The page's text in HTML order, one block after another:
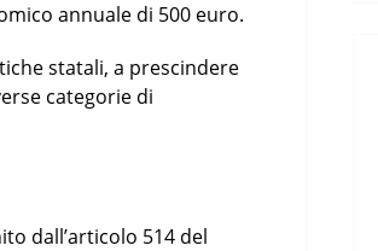
annuale di 500 euro.
statali, a prescindere
categorie di
dall’articolo 514 del